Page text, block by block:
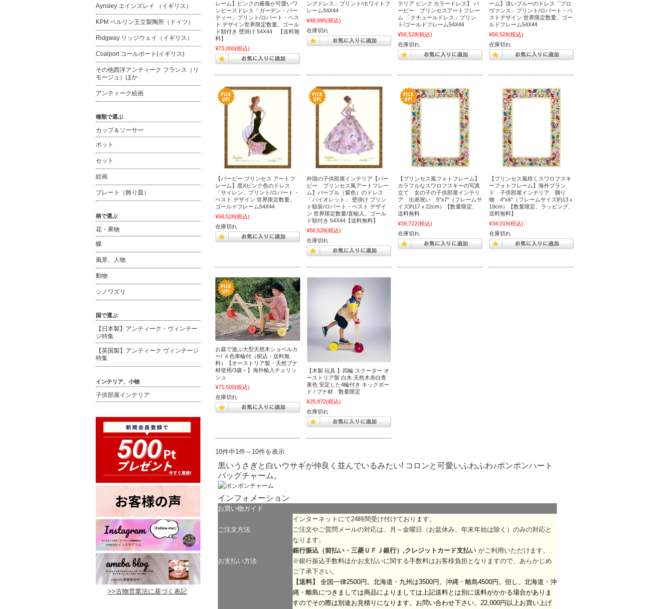
レーム】ピンクの薔薇が可愛いワ
ンピースドレス「ガーデン・パー
ティー」プリント/ロバート・ベス
ト デザイン世界限定数量。ゴール
ド額付き 壁掛け 54X44 【送料無
料】
¥73,000(税込)
ングドレス」プリント/ホワイトフ
レーム54X44
¥48,685(税込)
在庫切れ
テリア ピンク カラードレス】 バ
ービー プリンセスアートフレー
ム 「クチュールドレス」プリン
ト/ゴールドフレーム54X44
¥56,528(税込)
在庫切れ
ーム】淡いブルーのドレス「プロ
ヴァンス」プリント/ロバート・ベ
ストデザイン 世界限定数量。ゴー
ルドフレーム54X44
¥56,528(税込)
在庫切れ
【バービー プリンセス アートフ
レーム】黒Xピンク色のドレス
「サイレン」プリント/ロバート・
ベスト デザイン 世界限定数量。
ゴールドフレーム54X44
¥56,528(税込)
在庫切れ
外国の子供部屋インテリア【バー
ビー プリンセス風アートフレー
ム】パープル（紫色）のドレス
「バイオレット」 壁掛け プリン
ト額装/ロバート・ベスト デザイ
ン 世界限定数量/直輸入。ゴール
ド額付き 54X44【送料無料】
¥56,528(税込)
在庫切れ
【プリンセス風フォトフレーム】
カラフルなスワロフスキーの写真
立て 女の子の子供部屋インテリ
ア 出産祝い 5"x7"（フレームサ
イズ約17ｘ22cm）【数量限定、
送料無料
¥39,722(税込)
在庫切れ
【プリンセス風煌くスワロフスキ
ーフォトフレーム】海外ブラン
ド 子供部屋インテリア 贈り
物 4"x6"（フレームサイズ約13ｘ
19cm）【数量限定、ラッピング、
送料無料】
¥34,019(税込)
在庫切れ
お庭で遊ぶ大型天然木ショベルカ
ー/ ４色車輪付（税込・送料無
料）【オーストリア製・天然ブナ
材使用/3歳～】海外輸入チェリッ
シュ
¥71,500(税込)
在庫切れ
【木製 玩具 】四輪 スクーター オ
ーストリア製 白木 天然木赤白青
黄色 安定した4輪付き キックボー
ド / ブナ材 数量限定
¥25,972(税込)
在庫切れ
10件中1件～10件を表示
黒いうさぎと白いウサギが仲良く並んでいるみたい! コロンと可愛いふわふわ♪ポンポンハート
バッグチャーム。
インフォメーション
お買い物ガイド
ご注文方法
インターネットにて24時間受け付けております。
ご注文やご質問メールの対応は、月～金曜日（お盆休み、年末年始は除く）のみの対応と
なります。
お支払い方法
銀行振込（前払い・三菱ＵＦＪ銀行）,クレジットカード支払い がご利用いただけます。
※銀行振込手数料ほかお支払いに関する手数料はお客様負担となりますので、あらかじめ
ご了承下さい。
【送料】
全国一律2500円。北海道・九州は3500円。沖縄・離島4500円。但し、北海道・沖
縄・離島につきましては商品によりましては上記送料とは別に送料がかかる場合がありま
すのでその際は別途お見積りになります。お問い合わせ下さい。 22,000円以上お買い上げ
Aynsley エインズレイ （イギリス）
KPM ベルリン王立製陶所（ドイツ）
Ridgway リッジウェイ（イギリス）
Coalport コールポート(イギリス)
その他西洋アンティーク フランス（リ
モージュ）ほか
アンティーク絵画
種類で選ぶ
カップ＆ソーサー
ポット
セット
絵画
プレート（飾り皿）
柄で選ぶ
花・果物
蝶
風景、人物
動物
シノワズリ
国で選ぶ
【日本製】アンティーク・ヴィンテー
ジ特集
【英国製】アンティーク ヴィンテージ
特集
インテリア、小物
子供部屋インテリア
>>古物営業法に基づく表記